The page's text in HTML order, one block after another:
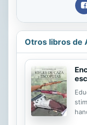
Otros libros de